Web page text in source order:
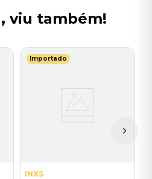
viu também!
Importado
INXS